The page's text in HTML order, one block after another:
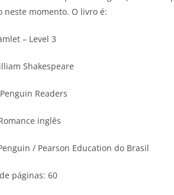
neste momento. O livro é:
– Level 3
Shakespeare
Readers
inglês
/ Pearson Education do Brasil
páginas: 60